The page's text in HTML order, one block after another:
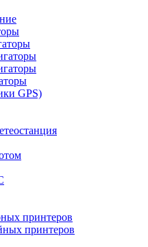
GPS)
принтеров
принтеров